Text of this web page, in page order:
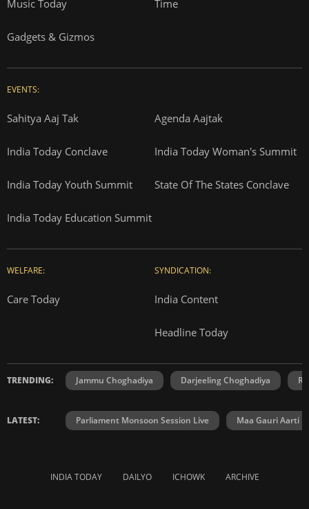
Music Today Time
Gadgets & Gizmos
EVENTS:
Sahitya Aaj Tak Agenda Aajtak
India Today Conclave India Today Woman's Summit
India Today Youth Summit State Of The States Conclave
India Today Education Summit
WELFARE:
Care Today
SYNDICATION:
India Content
Headline Today
TRENDING: Jammu Choghadiya Darjeeling Choghadiya
LATEST: Parliament Monsoon Session Live Maa Gauri Aarti
INDIA TODAY DAILYO ICHOWK ARCHIVE